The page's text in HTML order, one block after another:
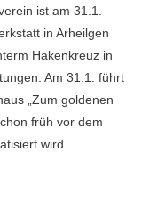
ist am 31.1.
in Arheilgen
Hakenkreuz in
Am 31.1. führt
„Zum goldenen
früh vor dem
wird …